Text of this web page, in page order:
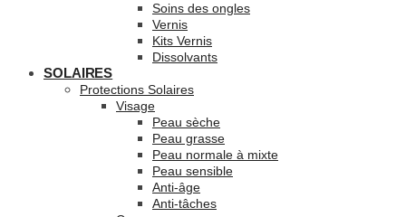
Soins des ongles
Vernis
Kits Vernis
Dissolvants
SOLAIRES
Protections Solaires
Visage
Peau sèche
Peau grasse
Peau normale à mixte
Peau sensible
Anti-âge
Anti-tâches